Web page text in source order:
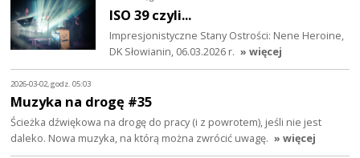
ISO 39 czyli...
Impresjonistyczne Stany Ostrości: Nene Heroine,
DK Słowianin, 06.03.2026 r. » więcej
2026-03-02, godz. 05:03
Muzyka na drogę #35
Ścieżka dźwiękowa na drogę do pracy (i z powrotem), jeśli nie jest
daleko. Nowa muzyka, na którą można zwrócić uwagę. » więcej